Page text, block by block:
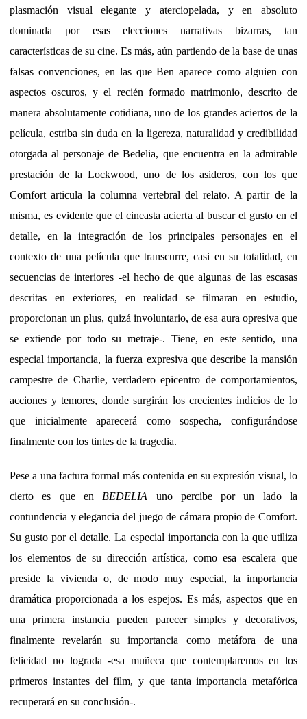
plasmación visual elegante y aterciopelada, y en absoluto
dominada por esas elecciones narrativas bizarras, tan
características de su cine. Es más, aún partiendo de la base de unas
falsas convenciones, en las que Ben aparece como alguien con
aspectos oscuros, y el recién formado matrimonio, descrito de
manera absolutamente cotidiana, uno de los grandes aciertos de la
película, estriba sin duda en la ligereza, naturalidad y credibilidad
otorgada al personaje de Bedelia, que encuentra en la admirable
prestación de la Lockwood, uno de los asideros, con los que
Comfort articula la columna vertebral del relato. A partir de la
misma, es evidente que el cineasta acierta al buscar el gusto en el
detalle, en la integración de los principales personajes en el
contexto de una película que transcurre, casi en su totalidad, en
secuencias de interiores -el hecho de que algunas de las escasas
descritas en exteriores, en realidad se filmaran en estudio,
proporcionan un plus, quizá involuntario, de esa aura opresiva que
se extiende por todo su metraje-. Tiene, en este sentido, una
especial importancia, la fuerza expresiva que describe la mansión
campestre de Charlie, verdadero epicentro de comportamientos,
acciones y temores, donde surgirán los crecientes indicios de lo
que inicialmente aparecerá como sospecha, configurándose
finalmente con los tintes de la tragedia.
Pese a una factura formal más contenida en su expresión visual, lo
cierto es que en BEDELIA uno percibe por un lado la
contundencia y elegancia del juego de cámara propio de Comfort.
Su gusto por el detalle. La especial importancia con la que utiliza
los elementos de su dirección artística, como esa escalera que
preside la vivienda o, de modo muy especial, la importancia
dramática proporcionada a los espejos. Es más, aspectos que en
una primera instancia pueden parecer simples y decorativos,
finalmente revelarán su importancia como metáfora de una
felicidad no lograda -esa muñeca que contemplaremos en los
primeros instantes del film, y que tanta importancia metafórica
recuperará en su conclusión-.